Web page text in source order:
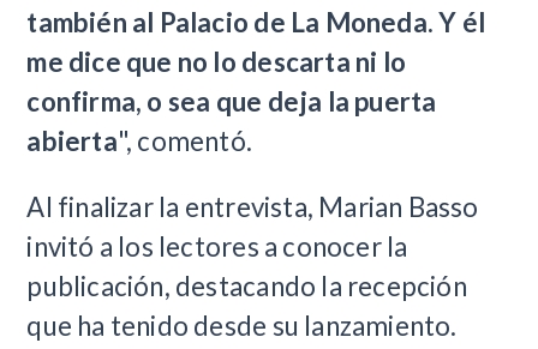
también al Palacio de La Moneda. Y él
me dice que no lo descarta ni lo
confirma, o sea que deja la puerta
abierta", comentó.
Al finalizar la entrevista, Marian Basso
invitó a los lectores a conocer la
publicación, destacando la recepción
que ha tenido desde su lanzamiento.